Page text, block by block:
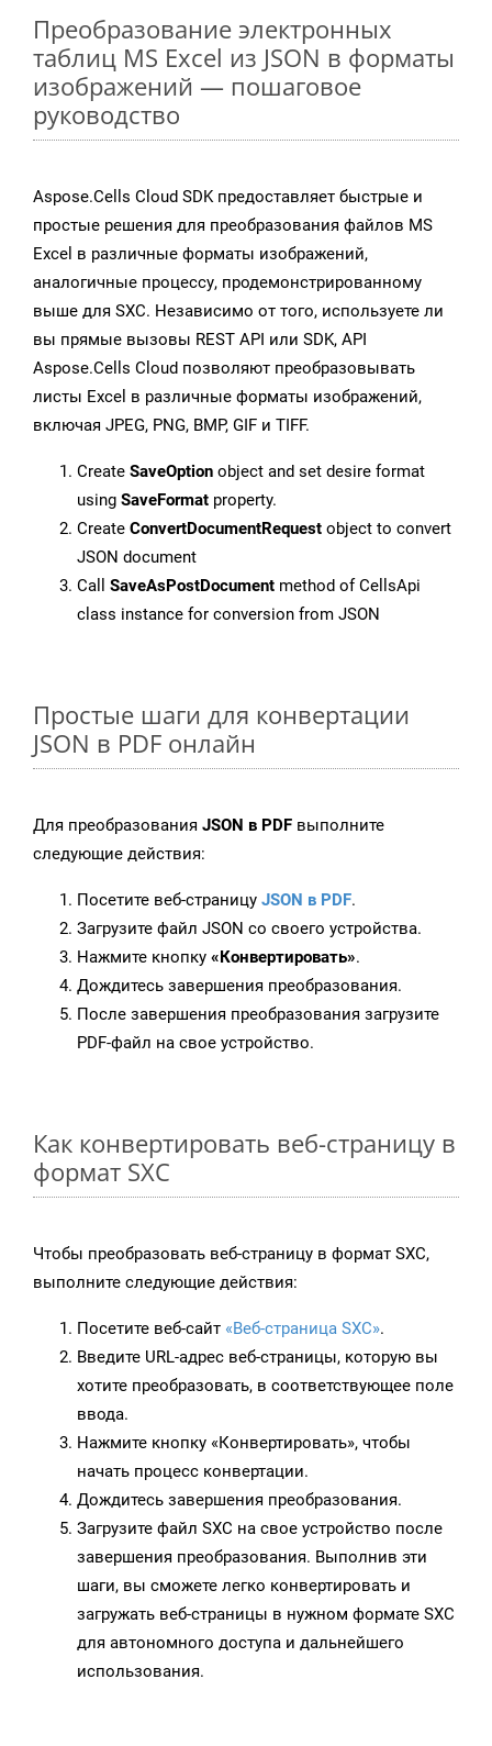
Преобразование электронных
таблиц MS Excel из JSON в форматы
изображений — пошаговое
руководство
Aspose.Cells Cloud SDK предоставляет быстрые и
простые решения для преобразования файлов MS
Excel в различные форматы изображений,
аналогичные процессу, продемонстрированному
выше для SXC. Независимо от того, используете ли
вы прямые вызовы REST API или SDK, API
Aspose.Cells Cloud позволяют преобразовывать
листы Excel в различные форматы изображений,
включая JPEG, PNG, BMP, GIF и TIFF.
Create SaveOption object and set desire format
using SaveFormat property.
Create ConvertDocumentRequest object to convert
JSON document
Call SaveAsPostDocument method of CellsApi
class instance for conversion from JSON
Простые шаги для конвертации
JSON в PDF онлайн
Для преобразования JSON в PDF выполните
следующие действия:
Посетите веб-страницу JSON в PDF.
Загрузите файл JSON со своего устройства.
Нажмите кнопку «Конвертировать».
Дождитесь завершения преобразования.
После завершения преобразования загрузите
PDF-файл на свое устройство.
Как конвертировать веб-страницу в
формат SXC
Чтобы преобразовать веб-страницу в формат SXC,
выполните следующие действия:
Посетите веб-сайт «Веб-страница SXC».
Введите URL-адрес веб-страницы, которую вы
хотите преобразовать, в соответствующее поле
ввода.
Нажмите кнопку «Конвертировать», чтобы
начать процесс конвертации.
Дождитесь завершения преобразования.
Загрузите файл SXC на свое устройство после
завершения преобразования. Выполнив эти
шаги, вы сможете легко конвертировать и
загружать веб-страницы в нужном формате SXC
для автономного доступа и дальнейшего
использования.